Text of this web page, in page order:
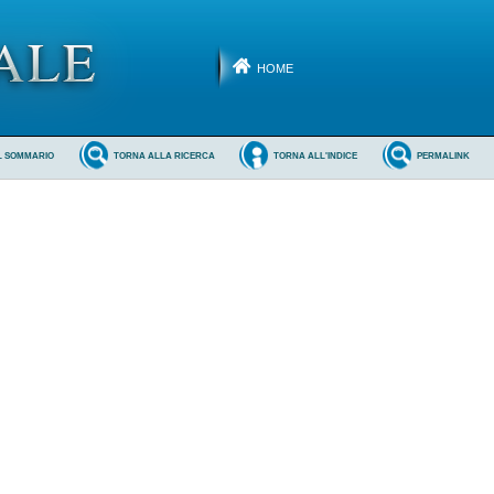
HOME
PERMALINK
TORNA ALL'INDICE
TORNA ALLA RICERCA
SOMMARIO